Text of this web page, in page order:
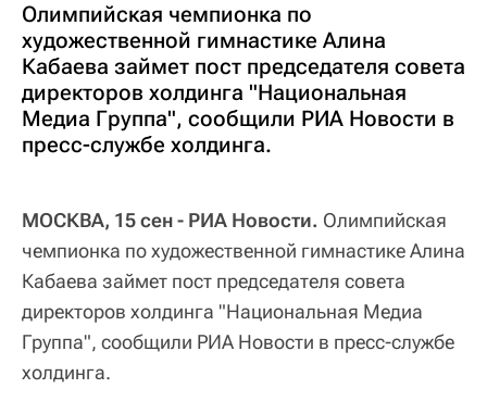
Олимпийская чемпионка по
художественной гимнастике Алина
Кабаева займет пост председателя совета
директоров холдинга "Национальная
Медиа Группа", сообщили РИА Новости в
пресс-службе холдинга.
МОСКВА, 15 сен - РИА Новости. Олимпийская
чемпионка по художественной гимнастике Алина
Кабаева займет пост председателя совета
директоров холдинга "Национальная Медиа
Группа", сообщили РИА Новости в пресс-службе
холдинга.